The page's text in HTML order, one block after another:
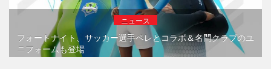
ニュース
フォートナイト、サッカー選手ペレとコラボ＆名門クラブのユ
ニフォームも登場